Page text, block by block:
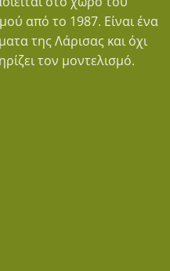
από το 1987. Είναι ένα
της Λάρισας και όχι
τον μοντελισμό.